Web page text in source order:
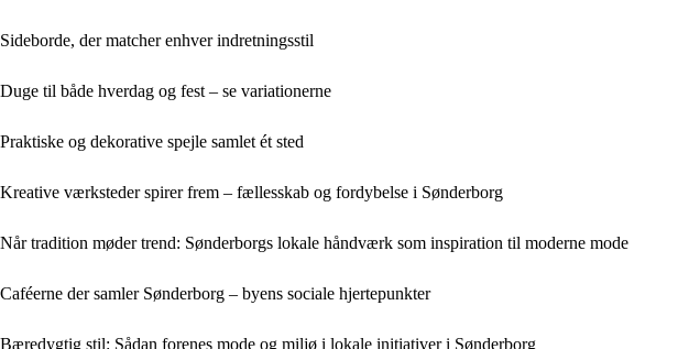
Sideborde, der matcher enhver indretningsstil
Duge til både hverdag og fest – se variationerne
Praktiske og dekorative spejle samlet ét sted
Kreative værksteder spirer frem – fællesskab og fordybelse i Sønderborg
Når tradition møder trend: Sønderborgs lokale håndværk som inspiration til moderne mode
Caféerne der samler Sønderborg – byens sociale hjertepunkter
Bæredygtig stil: Sådan forenes mode og miljø i lokale initiativer i Sønderborg